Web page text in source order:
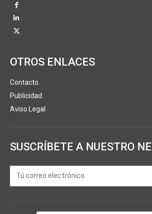
OTROS ENLACES
Contacto
Publicidad
Aviso Legal
SUSCRÍBETE A NUESTRO